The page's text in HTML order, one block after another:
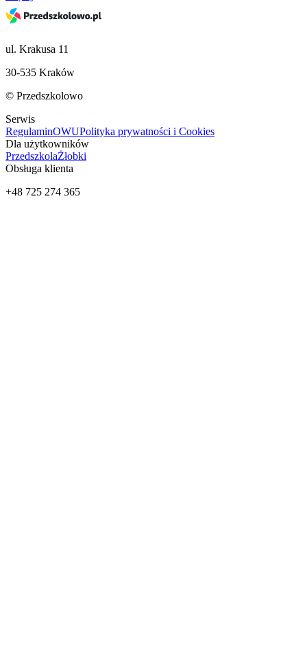
ul. Krakusa 11
30-535 Kraków
© Przedszkolowo
Serwis
RegulaminOWUPolityka prywatności i Cookies
Dla użytkowników
PrzedszkolaŻłobki
Obsługa klienta
+48 725 274 365